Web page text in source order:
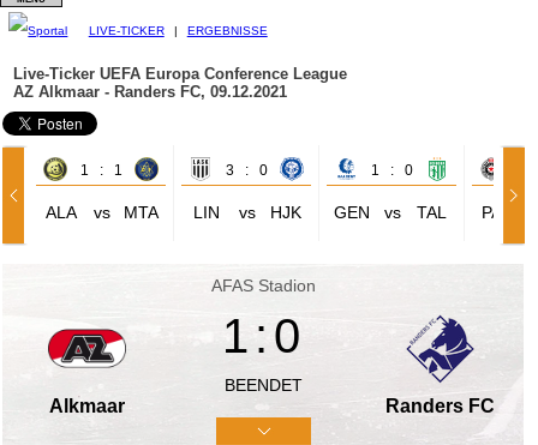
LIVE-TICKER | ERGEBNISSE
Live-Ticker UEFA Europa Conference League
AZ Alkmaar - Randers FC, 09.12.2021
1 : 1
ALA vs MTA
3 : 0
LIN vs HJK
1 : 0
GEN vs TAL PAR
AFAS Stadion
Alkmaar
1:0
BEENDET
Randers FC